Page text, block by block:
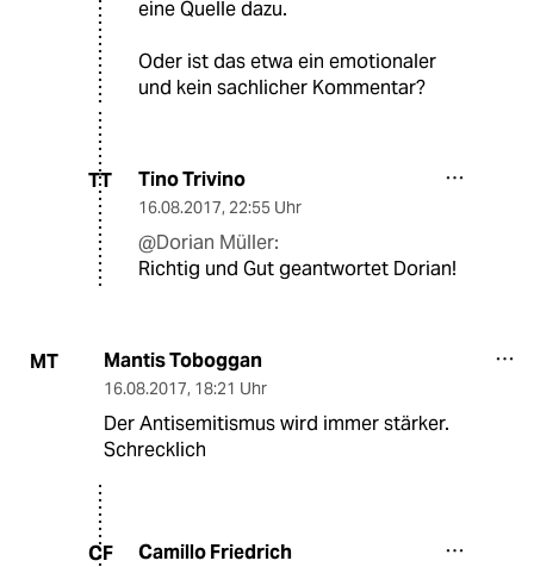
eine Quelle dazu.
Oder ist das etwa ein emotionaler
und kein sachlicher Kommentar?
TT Tino Trivino
16.08.2017, 22:55 Uhr
@Dorian Müller:
Richtig und Gut geantwortet Dorian!
MT Mantis Toboggan
16.08.2017, 18:21 Uhr
Der Antisemitismus wird immer stärker.
Schrecklich
CF Camillo Friedrich